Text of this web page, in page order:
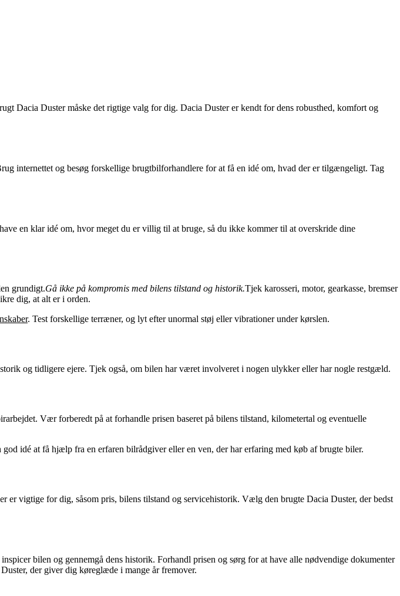
Dacia Duster måske det rigtige valg for dig. Dacia Duster er kendt for dens robusthed, komfort og
internettet og besøg forskellige brugtbilforhandlere for at få en idé om, hvad der er tilgængeligt. Tag
en klar idé om, hvor meget du er villig til at bruge, så du ikke kommer til at overskride dine
grundigt.Gå ikke på kompromis med bilens tilstand og historik.Tjek karosseri, motor, gearkasse, bremser
dig, at alt er i orden.
. Test forskellige terræner, og lyt efter unormal støj eller vibrationer under kørslen.
og tidligere ejere. Tjek også, om bilen har været involveret i nogen ulykker eller har nogle restgæld.
Vær forberedt på at forhandle prisen baseret på bilens tilstand, kilometertal og eventuelle
idé at få hjælp fra en erfaren bilrådgiver eller en ven, der har erfaring med køb af brugte biler.
vigtige for dig, såsom pris, bilens tilstand og servicehistorik. Vælg den brugte Dacia Duster, der bedst
bilen og gennemgå dens historik. Forhandl prisen og sørg for at have alle nødvendige dokumenter
der giver dig køreglæde i mange år fremover.